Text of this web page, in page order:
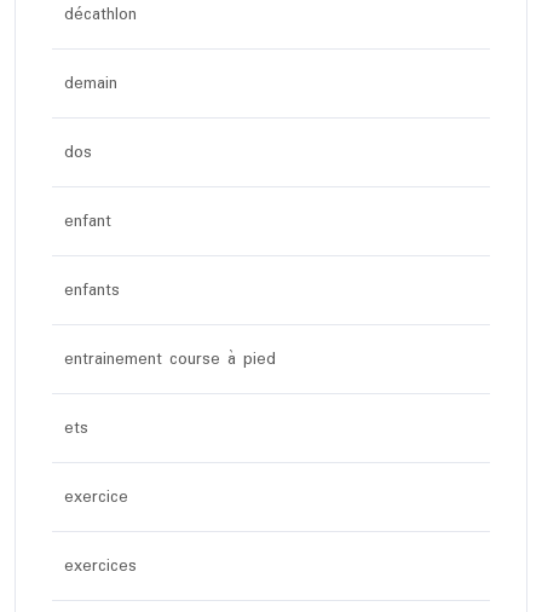
décathlon
demain
dos
enfant
enfants
entrainement course à pied
ets
exercice
exercices